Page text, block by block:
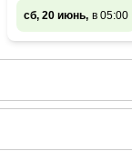
сб, 20 июнь, в 05:00